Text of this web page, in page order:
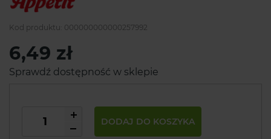
Kod produktu: 000000000000257992
6,49 zł
Sprawdź dostępność w sklepie
DODAJ DO KOSZYKA